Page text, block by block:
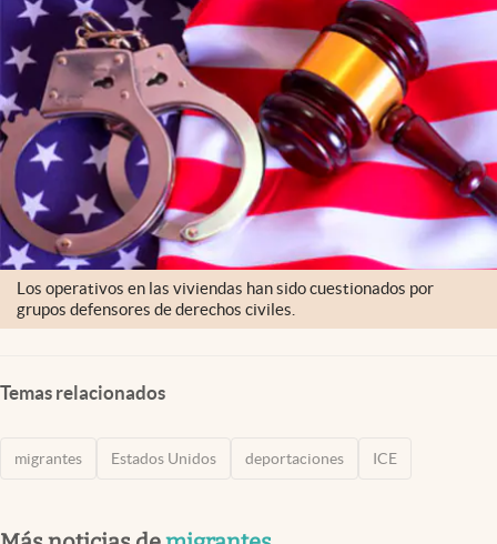
USA
Los operativos en las viviendas han sido cuestionados por
grupos defensores de derechos civiles.
Temas relacionados
migrantes Estados Unidos deportaciones ICE